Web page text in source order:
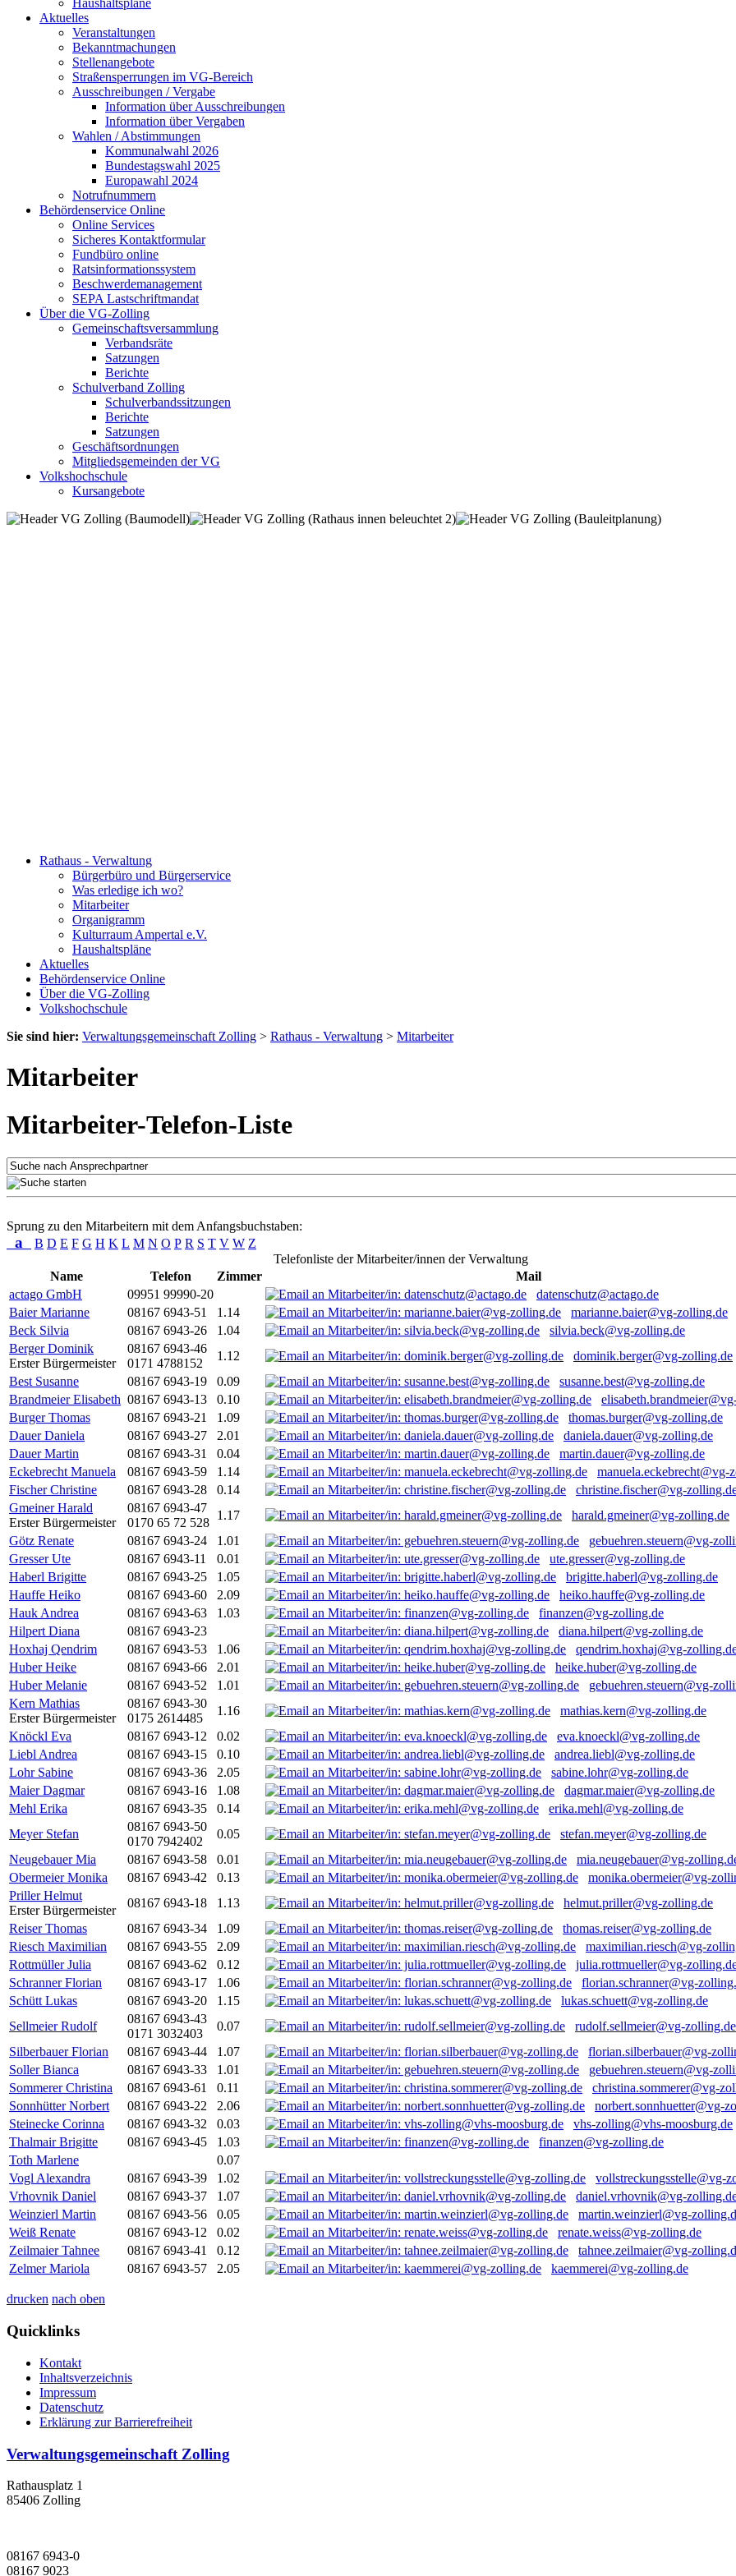
Haushaltspläne
Aktuelles
Veranstaltungen
Bekanntmachungen
Stellenangebote
Straßensperrungen im VG-Bereich
Ausschreibungen / Vergabe
Information über Ausschreibungen
Information über Vergaben
Wahlen / Abstimmungen
Kommunalwahl 2026
Bundestagswahl 2025
Europawahl 2024
Notrufnummern
Behördenservice Online
Online Services
Sicheres Kontaktformular
Fundbüro online
Ratsinformationssystem
Beschwerdemanagement
SEPA Lastschriftmandat
Über die VG-Zolling
Gemeinschaftsversammlung
Verbandsräte
Satzungen
Berichte
Schulverband Zolling
Schulverbandssitzungen
Berichte
Satzungen
Geschäftsordnungen
Mitgliedsgemeinden der VG
Volkshochschule
Kursangebote
Rathaus - Verwaltung
Bürgerbüro und Bürgerservice
Was erledige ich wo?
Mitarbeiter
Organigramm
Kulturraum Ampertal e.V.
Haushaltspläne
Aktuelles
Behördenservice Online
Über die VG-Zolling
Volkshochschule
Sie sind hier: Verwaltungsgemeinschaft Zolling > Rathaus - Verwaltung > Mitarbeiter
Mitarbeiter
Mitarbeiter-Telefon-Liste
Sprung zu den Mitarbeitern mit dem Anfangsbuchstaben:
a B D E F G H K L M N O P R S T V W Z
Telefonliste der Mitarbeiter/innen der Verwaltung
Name
Telefon Zimmer
Mail
actago GmbH
09951 99990-20
datenschutz@actago.de
Baier Marianne
08167 6943-51 1.14
marianne.baier@vg-zolling.de
Beck Silvia
08167 6943-26 1.04
silvia.beck@vg-zolling.de
Berger Dominik
Erster Bürgermeister
08167 6943-46
0171 4788152
1.12
dominik.berger@vg-zolling.de
Best Susanne
08167 6943-19 0.09
susanne.best@vg-zolling.de
Brandmeier Elisabeth 08167 6943-13 0.10
Burger Thomas
08167 6943-21 1.09
thomas.burger@vg-zolling.de
Dauer Daniela
08167 6943-27 2.01
daniela.dauer@vg-zolling.de
Dauer Martin
08167 6943-31 0.04
martin.dauer@vg-zolling.de
Eckebrecht Manuela
08167 6943-59 1.14
manuela.eckebrecht@vg-
Fischer Christine
08167 6943-28 0.14
christine.fischer@vg-
Gmeiner Harald
Erster Bürgermeister
08167 6943-47
0170 65 72 528
1.17
harald.gmeiner@vg-zolling.de
Götz Renate
08167 6943-24 1.01
gebuehren.steuern@vg-
Gresser Ute
08167 6943-11 0.01
ute.gresser@vg-zolling.de
Haberl Brigitte
08167 6943-25 1.05
brigitte.haberl@vg-zolling.de
Hauffe Heiko
08167 6943-60 2.09
heiko.hauffe@vg-zolling.de
Hauk Andrea
08167 6943-63 1.03
finanzen@vg-zolling.de
Hilpert Diana
08167 6943-23
diana.hilpert@vg-zolling.de
Hoxhaj Qendrim
08167 6943-53 1.06
qendrim.hoxhaj@vg-
Huber Heike
08167 6943-66 2.01
heike.huber@vg-zolling.de
Huber Melanie
08167 6943-52 1.01
gebuehren.steuern@vg-
Kern Mathias
Erster Bürgermeister
08167 6943-30
0175 2614485
1.16
mathias.kern@vg-zolling.de
Knöckl Eva
08167 6943-12 0.02
eva.knoeckl@vg-zolling.de
Liebl Andrea
08167 6943-15 0.10
andrea.liebl@vg-zolling.de
Lohr Sabine
08167 6943-36 2.05
sabine.lohr@vg-zolling.de
Maier Dagmar
08167 6943-16 1.08
dagmar.maier@vg-zolling.de
Mehl Erika
08167 6943-35 0.14
erika.mehl@vg-zolling.de
Meyer Stefan
08167 6943-50
0170 7942402
0.05
stefan.meyer@vg-zolling.de
Neugebauer Mia
08167 6943-58 0.01
mia.neugebauer@vg-
Obermeier Monika
08167 6943-42 0.13
monika.obermeier@vg-
Priller Helmut
Erster Bürgermeister
08167 6943-18 1.13
helmut.priller@vg-zolling.de
Reiser Thomas
08167 6943-34 1.09
thomas.reiser@vg-zolling.de
Riesch Maximilian
08167 6943-55 2.09
maximilian.riesch@vg-
Rottmüller Julia
08167 6943-62 0.12
julia.rottmueller@vg-
Schranner Florian
08167 6943-17 1.06
florian.schranner@vg-
Schütt Lukas
08167 6943-20 1.15
lukas.schuett@vg-zolling.de
Sellmeier Rudolf
08167 6943-43
0171 3032403
0.07
rudolf.sellmeier@vg-zolling.de
Silberbauer Florian
08167 6943-44 1.07
florian.silberbauer@vg-
Soller Bianca
08167 6943-33 1.01
gebuehren.steuern@vg-
Sommerer Christina
08167 6943-61 0.11
christina.sommerer@vg-
Sonnhütter Norbert
08167 6943-22 2.06
norbert.sonnhuetter@vg-
Steinecke Corinna
08167 6943-32 0.03
vhs-zolling@vhs-moosburg.de
Thalmair Brigitte
08167 6943-45 1.03
finanzen@vg-zolling.de
Toth Marlene
0.07
Vogl Alexandra
08167 6943-39 1.02
vollstreckungsstelle@vg-
Vrhovnik Daniel
08167 6943-37 1.07
daniel.vrhovnik@vg-
Weinzierl Martin
08167 6943-56 0.05
martin.weinzierl@vg-
Weiß Renate
08167 6943-12 0.02
renate.weiss@vg-zolling.de
Zeilmaier Tahnee
08167 6943-41 0.12
tahnee.zeilmaier@vg-
Zelmer Mariola
08167 6943-57 2.05 kaemmerei@vg-zolling.de
drucken nach oben
Quicklinks
Kontakt
Inhaltsverzeichnis
Impressum
Datenschutz
Erklärung zur Barrierefreiheit
Verwaltungsgemeinschaft Zolling
Rathausplatz 1
85406 Zolling
08167 6943-0
08167 9023